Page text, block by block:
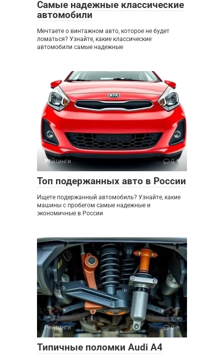
Самые надежные классические
автомобили
Мечтаете о винтажном авто, которое не будет
ломаться? Узнайте, какие классические
автомобили самые надежные
Рейтинги 0
Топ подержанных авто в России
Ищете подержанный автомобиль? Узнайте, какие
машины с пробегом самые надежные и
экономичные в России
Рейтинги 0
Типичные поломки Audi A4